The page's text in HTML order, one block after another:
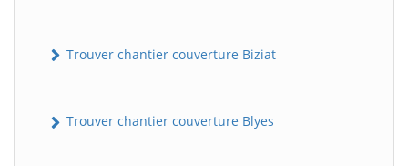
Trouver chantier couverture Biziat
Trouver chantier couverture Blyes